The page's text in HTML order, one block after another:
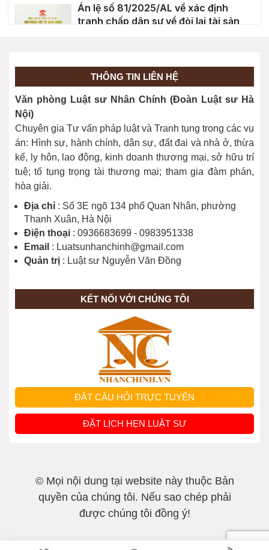
Án lệ số 81/2025/AL về xác định
tranh chấp dân sự về đòi lại tài sản
Án lệ số 80/2025/AL về việc tặng cho
vé số của vợ, chồng
Án lệ số 79/2025/AL về chủ thể giao
kết hợp đồng đặt cọc và hiệu lực của
hợp đồng đặt cọc
06/02/2026
THÔNG TIN LIÊN HỆ
Văn phòng Luật sư Nhân Chính (Đoàn Luật sư Hà
Nội)
Chuyên gia Tư vấn pháp luật và Tranh tụng trong các vụ
án: Hình sự, hành chính, dân sự, đất đai và nhà ở, thừa
kế, ly hôn, lao động, kinh doanh thương mại, sở hữu trí
tuệ; tố tụng trọng tài thương mại; tham gia đàm phán,
hòa giải.
Địa chỉ : Số 3E ngõ 134 phố Quan Nhân, phường
Thanh Xuân, Hà Nội
Điện thoại : 0936683699 - 0983951338
Email : Luatsunhanchinh@gmail.com
Quản trị : Luật sư Nguyễn Văn Đồng
KẾT NỐI VỚI CHÚNG TÔI
ĐẶT CÂU HỎI TRỰC TUYẾN
ĐẶT LỊCH HẸN LUẬT SƯ
© Mọi nội dung tại website này thuộc Bản
quyền của chúng tôi. Nếu sao chép phải
được chúng tôi đồng ý!